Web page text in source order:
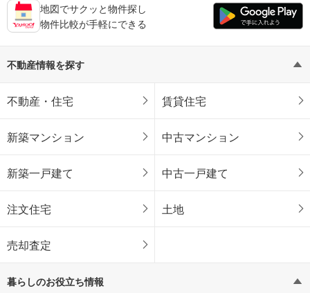
地図でサクッと物件探し
物件比較が手軽にできる
不動産情報を探す
不動産・住宅 賃貸住宅
新築マンション 中古マンション
新築一戸建て 中古一戸建て
注文住宅 土地
売却査定
暮らしのお役立ち情報